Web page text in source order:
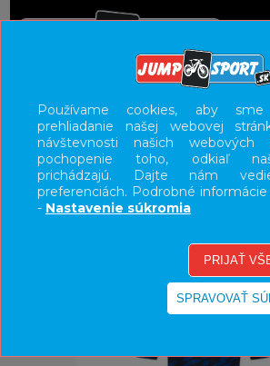
UŽÍVATEĽSKÝ
KATEGÓRIE
HLAVNÉ MENU
Používame cookies, aby
prehliadanie našej webovej
návštevnosti našich
pochopenie toho, odkiaľ
prichádzajú. Dajte nám
preferenciách. Podrobné
- Nastavenie súkromia